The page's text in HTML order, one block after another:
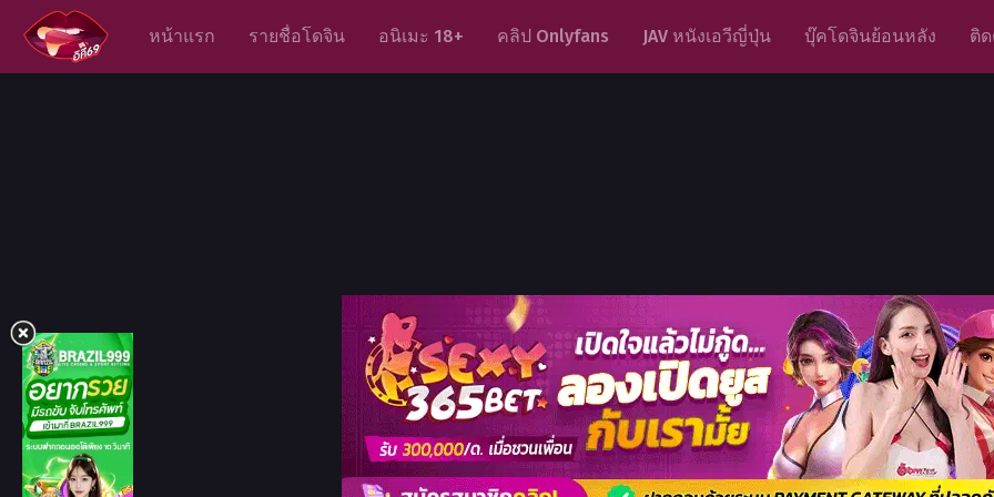
หน้าแรก รายชื่อโดจิน อนิเมะ 18+ คลิป Onlyfans JAV หนังเอวีญี่ปุ่น บุ๊คโดจินย้อนหลัง ติ